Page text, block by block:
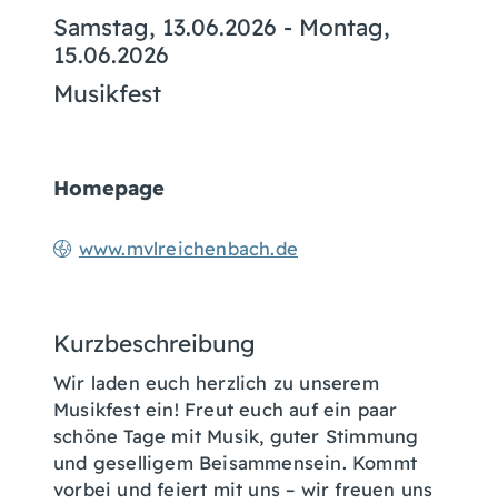
Samstag, 13.06.2026 - Montag,
15.06.2026
Musikfest
Homepage
www.mvlreichenbach.de
Kurzbeschreibung
Wir laden euch herzlich zu unserem
Musikfest ein! Freut euch auf ein paar
schöne Tage mit Musik, guter Stimmung
und geselligem Beisammensein. Kommt
vorbei und feiert mit uns – wir freuen uns